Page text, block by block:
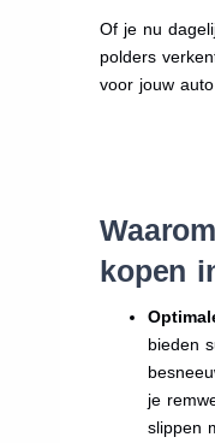
Of je nu
polders
voor jouw
kopen
bieden
je
slippen